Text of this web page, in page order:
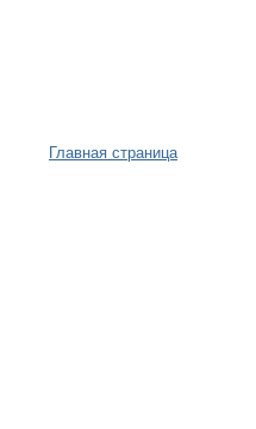
Главная страница